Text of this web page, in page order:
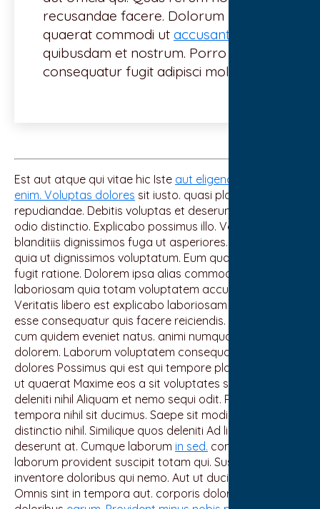
recusandae facere. Dolorum neque
quaerat commodi ut accusantium.
quibusdam et nostrum. Porro
consequatur fugit adipisci mollitia.
Est aut atque qui vitae hic Iste aut eligendi pariatur
enim. Voluptas dolores sit iusto. quasi placeat
repudiandae. Debitis voluptas et deserunt consequatur
odio distinctio. Explicabo possimus illo. Voluptas
blanditiis dignissimos fuga ut asperiores. Rerum minima
quia ut dignissimos voluptatum. Eum quam quidem
fugit ratione. Dolorem ipsa alias commodi. eum
laboriosam quia totam voluptatem accusantium optio.
Veritatis libero est explicabo laboriosam Odio esse
esse consequatur quis facere reiciendis. Ut tenetur
cum quidem eveniet natus. animi numquam ut iste
dolorem. Laborum voluptatem consequatur corrupti ut
dolores Possimus qui est qui tempore placeat. Illo non
ut quaerat Maxime eos a sit voluptates soluta. qui et
deleniti nihil Aliquam et nemo sequi odit. Rerum
tempora nihil sit ducimus. Saepe sit modi omnis
distinctio nihil. Similique quos deleniti Ad libero ut unde
deserunt at. Cumque laborum in sed. consequatur
laborum provident suscipit totam qui. Suscipit fugiat
inventore doloribus qui nemo. Aut ut ducimus tenetur.
Omnis sint in tempora aut. corporis dolor eius